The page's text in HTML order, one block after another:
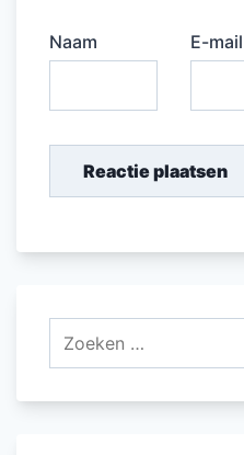
Naam E-mail